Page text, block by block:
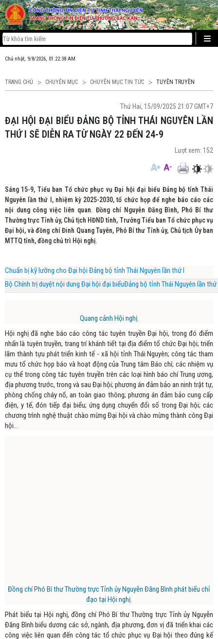
Chủ nhật, 9/8/2026, 01:22:38 AM
TRANG CHỦ CHUYÊN MỤC CHUYÊN MỤC TIN TỨC TUYÊN TRUYỀN
Thứ Hai, 15/09/2025 21:07 GMT+7
ĐẠI HỘI ĐẠI BIỂU ĐẢNG BỘ TỈNH THÁI NGUYÊN LẦN
THỨ I SẼ DIỄN RA TỪ NGÀY 22 ĐẾN 24-9
Lượt xem: 152
Sáng 15-9, Tiểu ban Tổ chức phục vụ Đại hội đại biểu Đảng bộ tỉnh Thái
Nguyên lần thứ I, nhiệm kỳ 2025-2030, tổ chức họp để nghe báo cáo các
nội dung công việc liên quan. Đồng chí Nguyễn Đăng Bình, Phó Bí thư
Thường trực Tỉnh ủy, Chủ tịch HĐND tỉnh, Trưởng Tiểu ban Tổ chức phục vụ
Đại hội, và đồng chí Đinh Quang Tuyên, Phó Bí thư Tỉnh ủy, Chủ tịch Ủy ban
MTTQ tỉnh, đồng chủ trì Hội nghị.
Chuẩn bị kỹ lưỡng cho Đại hội Đảng bộ tỉnh Thái Nguyên lần thứ I
Bộ Chính trị duyệt nội dung Đại hội đại biểuĐảng bộ tỉnh Thái Nguyên lần thứ
Quang cảnh Hội nghị.
Hội nghị đã nghe báo cáo công tác tuyên truyền Đại hội, trong đó điểm
nhấn là tuyên truyền, trang trí khánh tiết tại địa điểm tổ chức Đại hội; triển
lãm thành tựu phát triển kinh tế - xã hội tỉnh Thái Nguyên; công tác tham
mưu tổ chức họp báo và hoạt động của Trung tâm Báo chí; các nhiệm vụ
cụ thể trong công tác tuyên truyền trên các loại hình báo chí Trung ương,
địa phương trước, trong và sau Đại hội; phương án đảm bảo an ninh trật tự,
phòng chống cháy nổ, an toàn giao thông; phương án đảm bảo cung cấp
điện, y tế, đón tiếp đại biểu; ứng dụng chuyển đổi số trong Đại hội; các
chương trình nghệ thuật chào mừng Đại hội và chào mừng thành công Đại
hội…
Đồng chí Phó Bí thư Thường trực Tỉnh ủy Nguyễn Đăng Bình phát biểu chỉ
đạo tại Hội nghị.
Phát biểu tại Hội nghị, đồng chí Phó Bí thư Thường trực Tỉnh ủy Nguyễn
Đăng Bình biểu dương các sở, ngành, địa phương, đơn vị đã triển khai các
công việc liên quan đến công tác tổ chức phục vụ Đại hội theo đúng kế